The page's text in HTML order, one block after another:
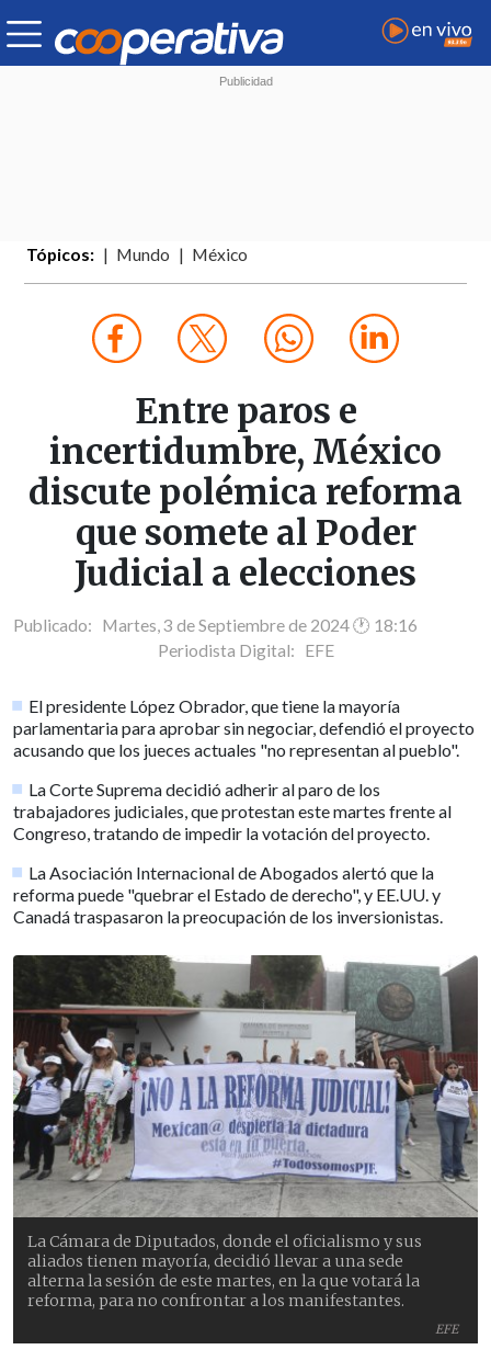
Tópicos: Mundo México
Entre paros e
incertidumbre, México
discute polémica reforma
que somete al Poder
Judicial a elecciones
Publicado: Martes, 3 de Septiembre de 2024 🕐 18:16
Periodista Digital: EFE
El presidente López Obrador, que tiene la mayoría
parlamentaria para aprobar sin negociar, defendió el proyecto
acusando que los jueces actuales "no representan al pueblo".
La Corte Suprema decidió adherir al paro de los
trabajadores judiciales, que protestan este martes frente al
Congreso, tratando de impedir la votación del proyecto.
La Asociación Internacional de Abogados alertó que la
reforma puede "quebrar el Estado de derecho", y EE.UU. y
Canadá traspasaron la preocupación de los inversionistas.
EFE
La Cámara de Diputados, donde el oficialismo y sus
aliados tienen mayoría, decidió llevar a una sede
alterna la sesión de este martes, en la que votará la
reforma, para no confrontar a los manifestantes.